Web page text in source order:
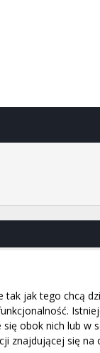
jak tego chcą
obok nich lub w
znajdującej się na